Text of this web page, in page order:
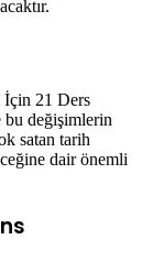
İçin 21 Ders
bu değişimlerin
satan tarih
dair önemli